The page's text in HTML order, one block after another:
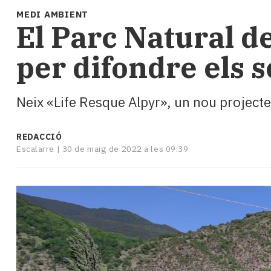
i
turisme
Cultura
Esports
Mai
tant!
i
El
temps
Enquestes
A
escena!
Dis
la
teva!
MEDI AMBIENT
El Parc Natural
per difondre els
Neix «Life Resque Alpyr», un nou
REDACCIÓ
Escalarre | 30 de maig de 2022 a les 09:39